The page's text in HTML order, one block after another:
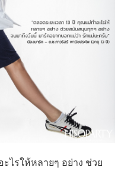
ไรให้หลายๆ อย่าง ช่วย